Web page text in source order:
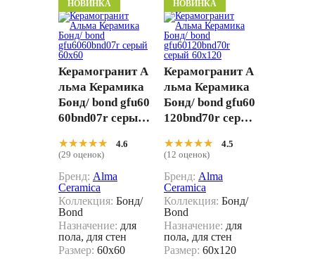
НОВИНКА
Керамогранит А
льма Керамика
Бонд/ bond gfu60
60bnd07r серый
★★★★★
★★★★★
4.6
(29 оценок)
Бренд: Alma
Ceramica
Коллекция: Бонд/
Bond
Назначение: для
пола, для стен
Размер: 60x60
НОВИНКА
Керамогранит А
льма Керамика
Бонд/ bond gfu60
120bnd70r серый
★★★★★
★★★★★
4.5
(12 оценок)
Бренд: Alma
Ceramica
Коллекция: Бонд/
Bond
Назначение: для
пола, для стен
Размер: 60x120